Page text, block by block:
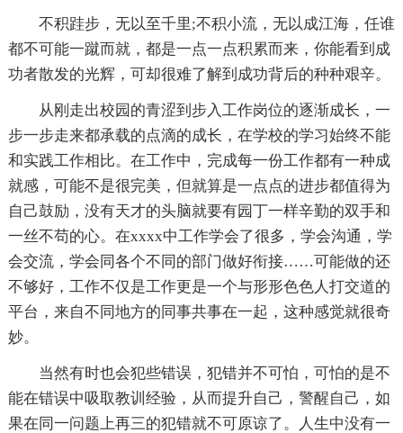
不积跬步，无以至千里;不积小流，无以成江海，任谁
都不可能一蹴而就，都是一点一点积累而来，你能看到成
功者散发的光辉，可却很难了解到成功背后的种种艰辛。
从刚走出校园的青涩到步入工作岗位的逐渐成长，一
步一步走来都承载的点滴的成长，在学校的学习始终不能
和实践工作相比。在工作中，完成每一份工作都有一种成
就感，可能不是很完美，但就算是一点点的进步都值得为
自己鼓励，没有天才的头脑就要有园丁一样辛勤的双手和
一丝不苟的心。在xxxx中工作学会了很多，学会沟通，学
会交流，学会同各个不同的部门做好衔接……可能做的还
不够好，工作不仅是工作更是一个与形形色色人打交道的
平台，来自不同地方的同事共事在一起，这种感觉就很奇
妙。
当然有时也会犯些错误，犯错并不可怕，可怕的是不
能在错误中吸取教训经验，从而提升自己，警醒自己，如
果在同一问题上再三的犯错就不可原谅了。人生中没有一